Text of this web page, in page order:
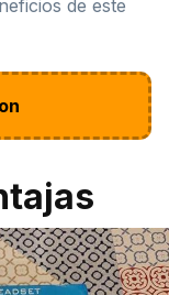
de este